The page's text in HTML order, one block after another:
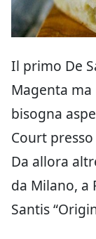
Il primo De
Magenta
bisogna
Court
Da allora
da Milano, a
Santis